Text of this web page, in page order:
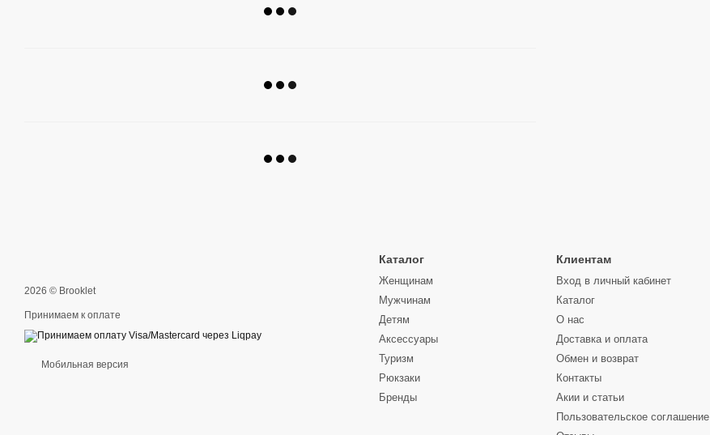
2026 © Brooklet
Принимаем к оплате
Мобильная версия
Каталог
Женщинам
Мужчинам
Детям
Аксессуары
Туризм
Рюкзаки
Бренды
Клиентам
Вход в личный кабинет
Каталог
О нас
Доставка и оплата
Обмен и возврат
Контакты
Акии и статьи
Пользовательское соглашение